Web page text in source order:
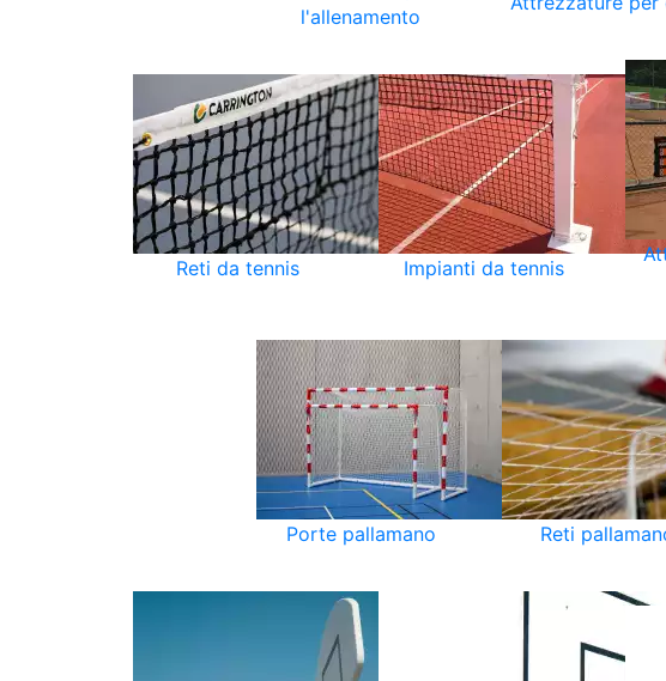
l'allenamento
Reti da tennis Impianti da tennis
Porte pallamano Reti